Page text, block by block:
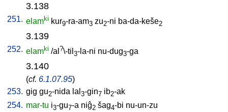
3.138
251. elamki kur9-ra-am3 zu2-ni ba-da-keše2
3.139
252. elamki /al ?\-til 3-la-ni nu-dug3-ga
3.140
(cf. 6.1.07.95)
253. gig gu2-nida lal 3-gin7 ib2-ak
254. mar-tu i3-gu7-a niĝ2 šag4-bi nu-un-zu